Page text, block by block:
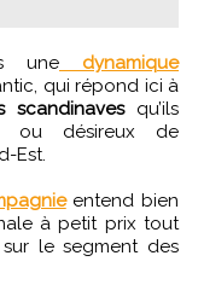
une dynamique
qui répond ici à
scandinavesqu’ils
ou désireux de
Est.
entend bien
à petit prix tout
le segment des